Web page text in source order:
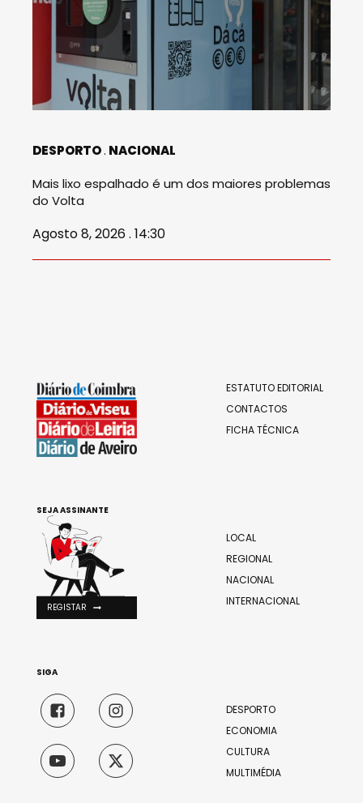
DESPORTO NACIONAL
Mais lixo espalhado é um dos maiores problemas
do Volta
Agosto 8, 2026 . 14:30
ESTATUTO EDITORIAL
CONTACTOS
FICHA TÉCNICA
LOCAL
REGIONAL
NACIONAL
INTERNACIONAL
DESPORTO
ECONOMIA
CULTURA
MULTIMÉDIA
SEJA ASSINANTE
REGISTAR
SIGA